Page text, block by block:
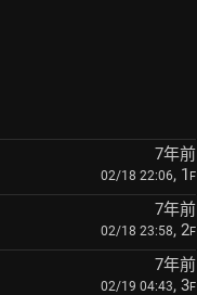
7年前
02/18 22:06, 1 F
7年前
02/18 23:58, 2F
7年前
02/19 04:43, 3F